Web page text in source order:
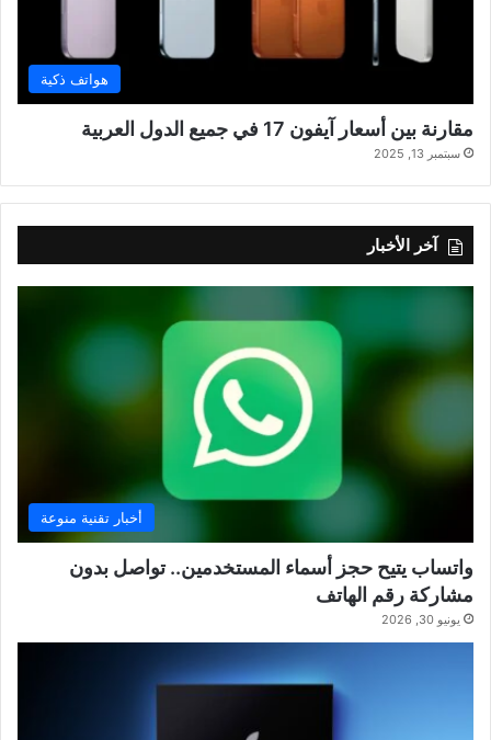
هواتف ذكية
مقارنة بين أسعار آيفون 17 في جميع الدول العربية
سبتمبر 13, 2025
آخر الأخبار
أخبار تقنية منوعة
واتساب يتيح حجز أسماء المستخدمين.. تواصل بدون
مشاركة رقم الهاتف
يونيو 30, 2026